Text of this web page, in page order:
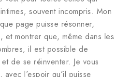
souvent incompris. Mon
page puisse résonner,
et montrer que, même dans les
il est possible de
de se réinventer. Je vous
l’espoir qu’il puisse